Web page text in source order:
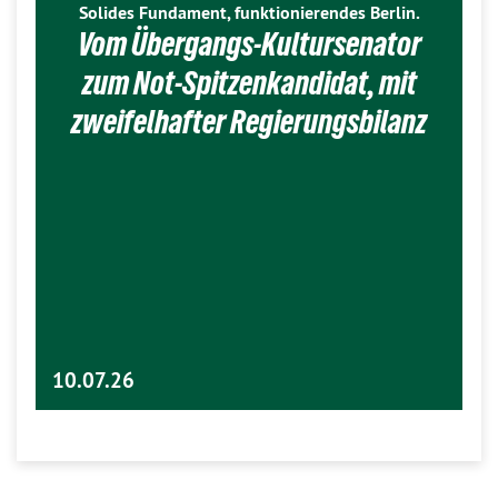
Solides Fundament, funktionierendes Berlin.
Vom Übergangs-Kultursenator
zum Not-Spitzenkandidat, mit
zweifelhafter Regierungsbilanz
10.07.26